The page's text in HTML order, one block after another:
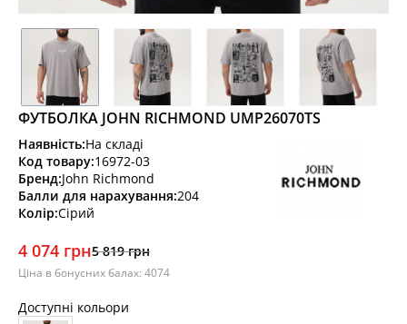
ФУТБОЛКА JOHN RICHMOND UMP26070TS
Наявність:На складі
Код товару:16972-03
Бренд:John Richmond
Балли для нарахування:204
Колір:Сірий
Доступні кольори
4 074 грн5 819 грн
Ціна в бонусних балах: 4074